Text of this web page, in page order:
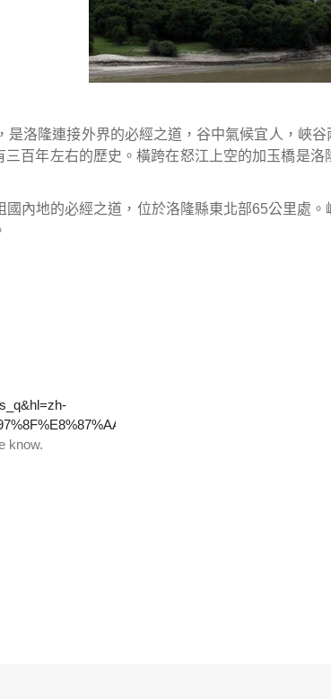
是洛隆連接外界的必經之道，谷中氣候宜人，峽
百年左右的歷史。橫跨在怒江上空的加玉橋是
內地的必經之道，位於洛隆縣東北部65公里處。